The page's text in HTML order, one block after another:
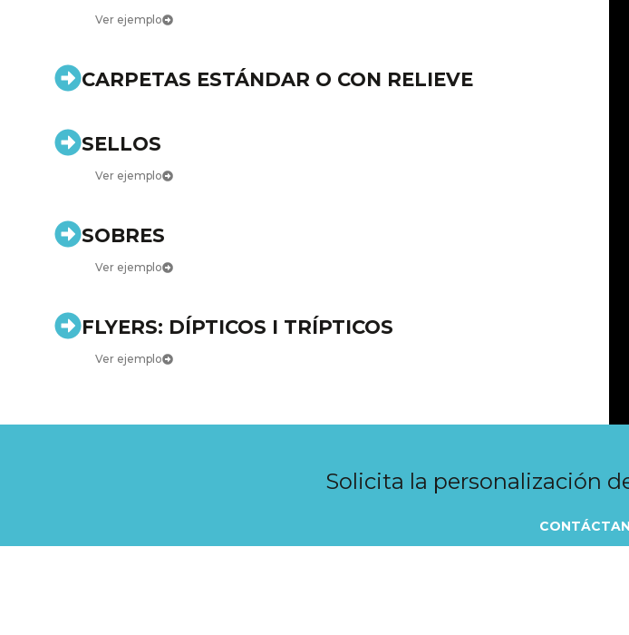
Ver ejemplo
CARPETAS ESTÁNDAR O CON RELIEVE
SELLOS
Ver ejemplo
SOBRES
Ver ejemplo
FLYERS: DÍPTICOS I TRÍPTICOS
Ver ejemplo
Solicita la personalización